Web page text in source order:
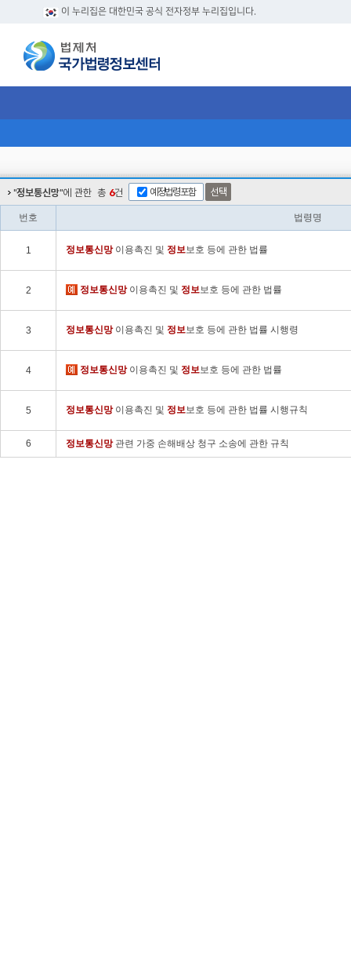
이 누리집은 대한민국 공식 전자정부 누리집입니다.
"정보통신망"에 관한 총 6건 예정법령포함 선택
번호 법령명
1 정보통신망이용촉진 및 정보보호 등에 관한 법률
2 정보통신망이용촉진 및 정보보호 등에 관한 법률
3 정보통신망이용촉진 및 정보보호 등에 관한 법률 시행령
4 정보통신망이용촉진 및 정보보호 등에 관한 법률
5 정보통신망이용촉진 및 정보보호 등에 관한 법률 시행규칙
6 정보통신망관련 가중 손해배상 청구 소송에 관한 규칙